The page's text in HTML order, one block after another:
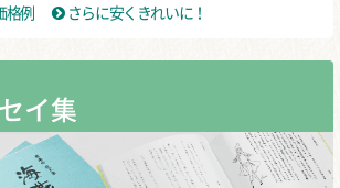
格例 さらに安くきれいに！
イ集